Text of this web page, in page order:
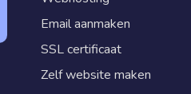
Email aanmaken
SSL certificaat
Zelf website maken